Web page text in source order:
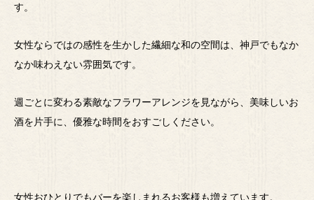
す。
女性ならではの感性を生かした繊細な和の空間は、神戸でもなか
なか味わえない雰囲気です。
週ごとに変わる素敵なフラワーアレンジを見ながら、美味しいお
酒を片手に、優雅な時間をおすごしください。
女性おひとりでもバーを楽しまれるお客様も増えています。